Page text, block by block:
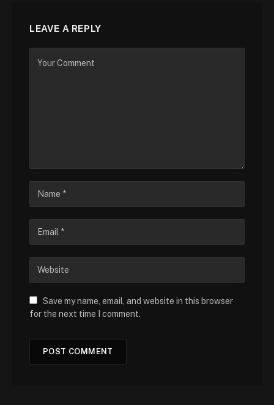
LEAVE A REPLY
Save my name, email, and website in this browser
for the next time I comment.